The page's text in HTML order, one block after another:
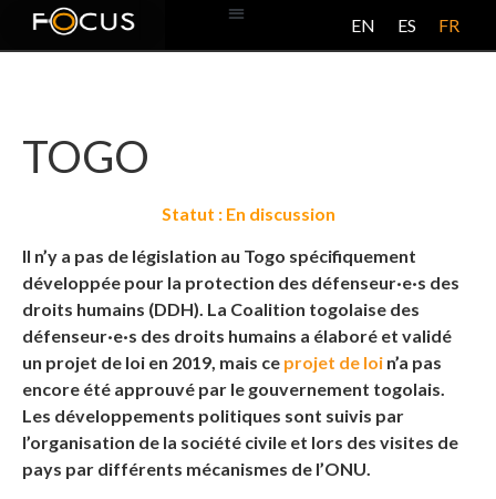
EN ES FR
TOGO
Statut : En discussion
Il n’y a pas de législation au Togo spécifiquement
développée pour la protection des défenseur·e·s des
droits humains (DDH). La Coalition togolaise des
défenseur·e·s des droits humains a élaboré et validé
un projet de loi en 2019, mais ce projet de loi n’a pas
encore été approuvé par le gouvernement togolais.
Les développements politiques sont suivis par
l’organisation de la société civile et lors des visites de
pays par différents mécanismes de l’ONU.